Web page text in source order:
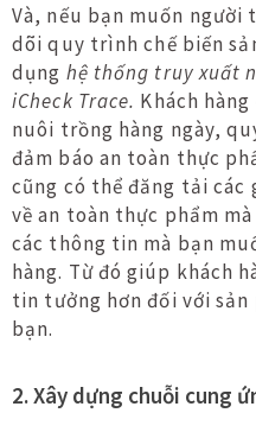
Và, nếu bạn muốn
dõi quy trình chế biến
dụng hệ thống truy xuất
iCheck Trace. Khách
nuôi trồng hàng ngày,
đảm báo an toàn thực
cũng có thể đăng tải các
về an toàn thực phẩm
các thông tin mà bạn
hàng. Từ đó giúp khách
tin tưởng hơn đối với sản
bạn.
2. Xây dựng chuỗi cung